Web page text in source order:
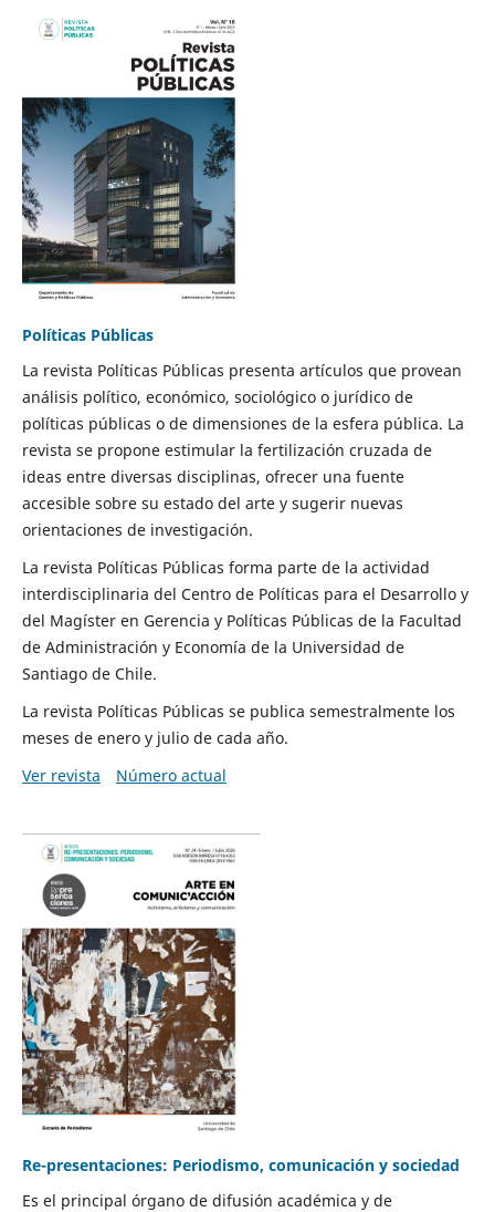
Políticas Públicas
La revista Políticas Públicas presenta artículos que provean
análisis político, económico, sociológico o jurídico de
políticas públicas o de dimensiones de la esfera pública. La
revista se propone estimular la fertilización cruzada de
ideas entre diversas disciplinas, ofrecer una fuente
accesible sobre su estado del arte y sugerir nuevas
orientaciones de investigación.
La revista Políticas Públicas forma parte de la actividad
interdisciplinaria del Centro de Políticas para el Desarrollo y
del Magíster en Gerencia y Políticas Públicas de la Facultad
de Administración y Economía de la Universidad de
Santiago de Chile.
La revista Políticas Públicas se publica semestralmente los
meses de enero y julio de cada año.
Ver revista
Número actual
Re-presentaciones: Periodismo, comunicación y sociedad
Es el principal órgano de difusión académica y de